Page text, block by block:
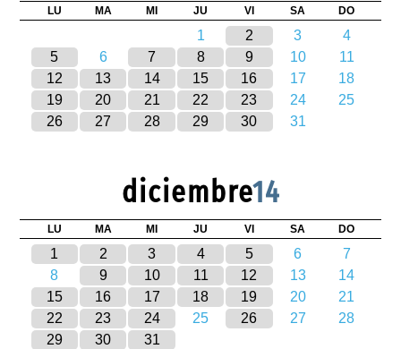
LU MA MI JU VI SA DO
1 2 3
4
5
6 7 8 9 10
11
12
13 14 15 16 17
18
19
20 21 22 23 24
25
26
27 28 29 30 31
diciembre14
LU MA MI JU VI SA DO
1 2 3 4 5 6
7
8
9 10 11 12 13
14
15
16 17 18 19 20
21
22
23 24 25 26 27
28
29
30 31